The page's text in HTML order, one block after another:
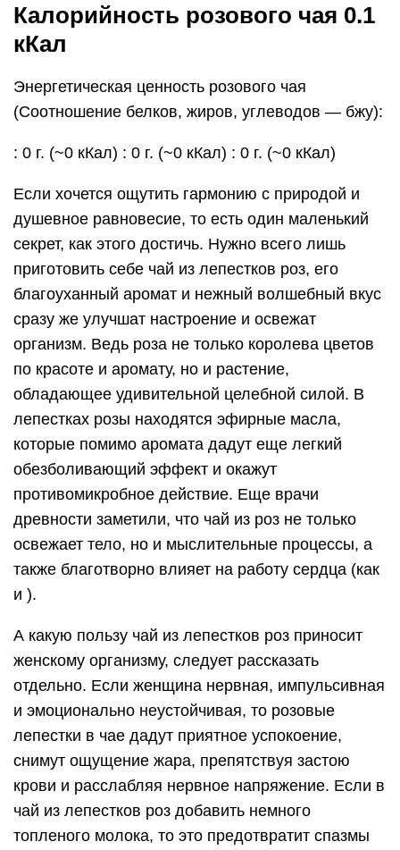
Калорийность розового чая 0.1
кКал
Энергетическая ценность розового чая
(Соотношение белков, жиров, углеводов — бжу):
: 0 г. (~0 кКал) : 0 г. (~0 кКал) : 0 г. (~0 кКал)
Если хочется ощутить гармонию с природой и
душевное равновесие, то есть один маленький
секрет, как этого достичь. Нужно всего лишь
приготовить себе чай из лепестков роз, его
благоуханный аромат и нежный волшебный вкус
сразу же улучшат настроение и освежат
организм. Ведь роза не только королева цветов
по красоте и аромату, но и растение,
обладающее удивительной целебной силой. В
лепестках розы находятся эфирные масла,
которые помимо аромата дадут еще легкий
обезболивающий эффект и окажут
противомикробное действие. Еще врачи
древности заметили, что чай из роз не только
освежает тело, но и мыслительные процессы, а
также благотворно влияет на работу сердца (как
и ).
А какую пользу чай из лепестков роз приносит
женскому организму, следует рассказать
отдельно. Если женщина нервная, импульсивная
и эмоционально неустойчивая, то розовые
лепестки в чае дадут приятное успокоение,
снимут ощущение жара, препятствуя застою
крови и расслабляя нервное напряжение. Если в
чай из лепестков роз добавить немного
топленого молока, то это предотвратит спазмы